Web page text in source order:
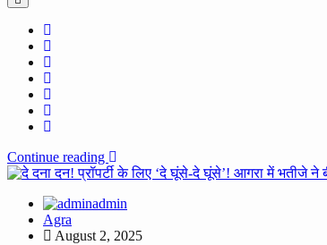
Continue reading
admin
Agra
August 2, 2025